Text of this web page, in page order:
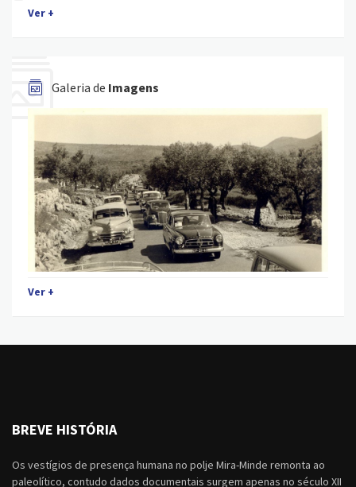
Ver +
Galeria de Imagens
Ver +
BREVE HISTÓRIA
Os vestígios de presença humana no polje Mira-Minde remonta ao
paleolítico, contudo dados documentais surgem apenas no século XII